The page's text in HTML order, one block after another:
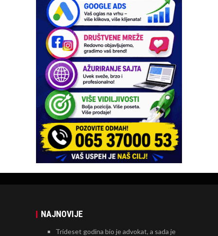
NAJNOVIJE
Trideset godina bio je advokat, a sada je